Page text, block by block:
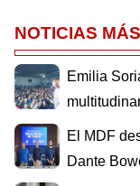
NOTICIAS
Emilia
El MDF
Dante